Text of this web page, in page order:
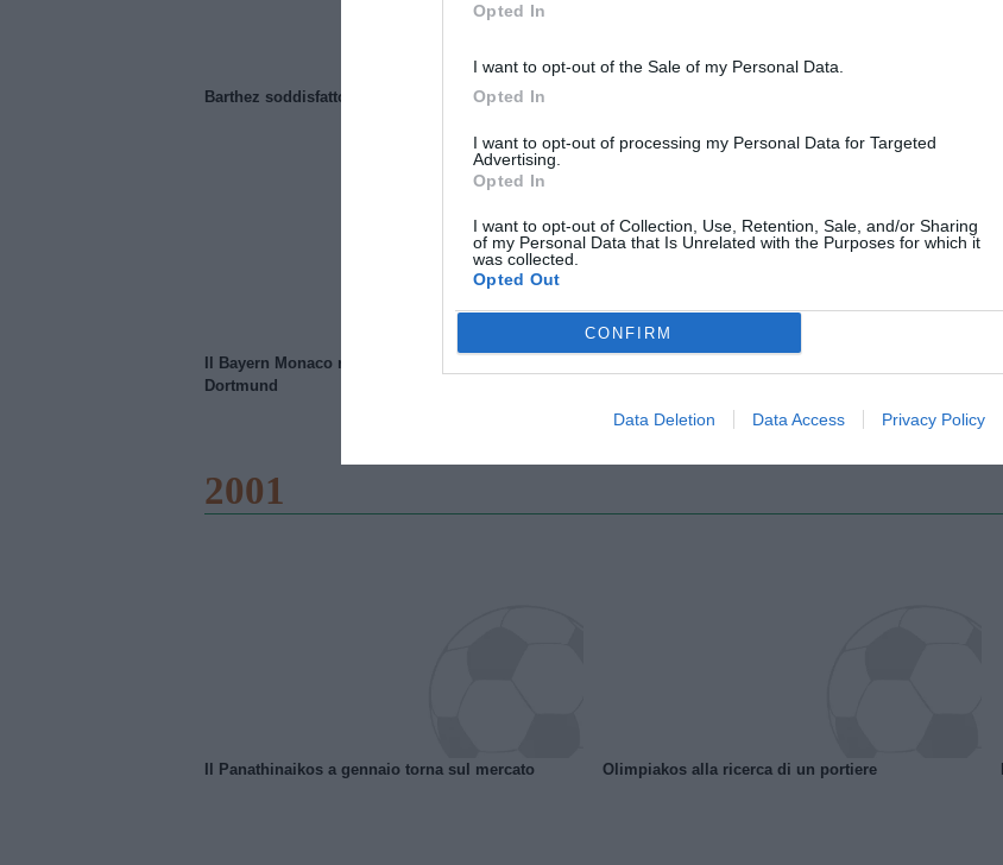
Opted In
I want to opt-out of the Sale of my Personal Data.
Opted In
I want to opt-out of processing my Personal Data for Targeted
Advertising.
Opted In
I want to opt-out of Collection, Use, Retention, Sale, and/or Sharing
of my Personal Data that Is Unrelated with the Purposes for which it
was collected.
Opted Out
CONFIRM
Data Deletion Data Access Privacy Policy
Barthez soddisfatto del Manchester United
Il Bayern Monaco ridimensiona il Borussia
Dortmund
2001
Il Panathinaikos a gennaio torna sul mercato Olimpiakos alla ricerca di un portiere